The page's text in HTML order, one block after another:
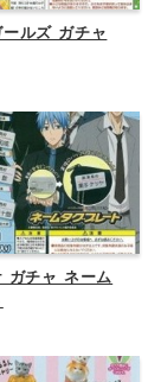
ルズ ガチャ
ガチャ ネーム